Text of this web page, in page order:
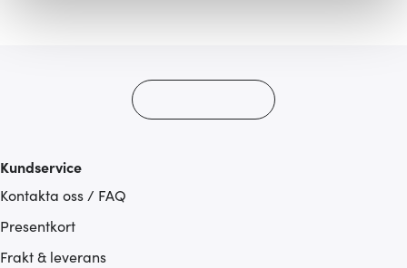
som du vill dela med dig av.
Kundservice
Kontakta oss / FAQ
Presentkort
Frakt & leverans